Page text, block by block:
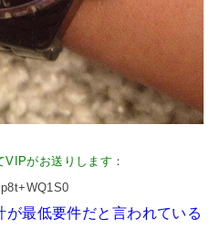
VIPがお送りします ：
最低要件だと言われている